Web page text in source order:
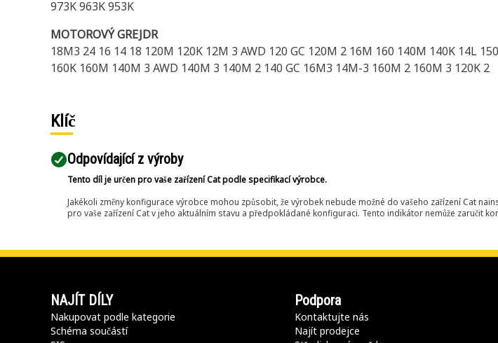
973K 963K 953K
MOTOROVÝ GREJDR
18M3 24 16 14 18 120M 120K 12M 3 AWD 120 GC 120M 2 16M 160 140M 140K 14L
160K 160M 140M 3 AWD 140M 3 140M 2 140 GC 16M3 14M-3 160M 2 160M 3 120K 2
Klíč
Odpovídající z výroby
Tento díl je určen pro vaše zařízení Cat podle specifikací výrobce.
Jakékoli změny konfigurace výrobce mohou způsobit, že výrobek nebude možné do vašeho zařízení Cat
pro vaše zařízení Cat v jeho aktuálním stavu a předpokládané konfiguraci. Tento indikátor nemůže zaručit
NAJÍT DÍLY
Nakupovat podle kategorie
Schéma součástí
Podpora
Kontaktujte nás
Najít prodejce